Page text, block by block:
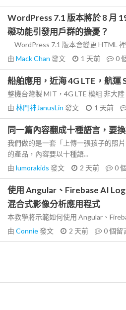
WordPress 7.1 版本將於 8 月
礙功能引發用戶群的擔憂？
WordPress 7.1 版本會變更 HTML
由 Mack Chan 發文 1 天前 0
船舶應用，近海 4G LTE，航運
整機台灣製 MIT，4G LTE 模組 非大
由 林門神JanusLin 發文 1 天前
同一篇內容翻成十種語言，要
我們做的是一套「上傳一張孩子的照
的產品，內容要以十種語...
由 lumorakids 發文 2 天前 0
使用 Angular、Firebase AI
混合式影像分析應用程式
本教學將示範如何使用 Angular、
由 Connie發文 2 天前 0個留